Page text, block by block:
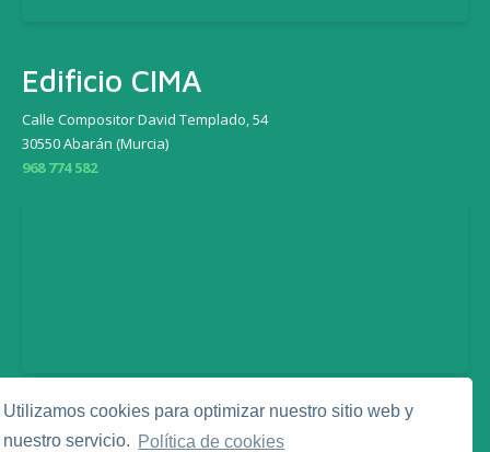
Utilizamos cookies para optimizar nuestro sitio web y
nuestro servicio. Política de cookies
Edificio CIMA
Calle Compositor David Templado, 54
30550 Abarán (Murcia)
968 774 582
Legal